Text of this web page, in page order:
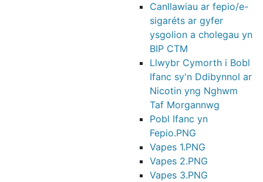
Canllawiau ar fepio/e-
sigaréts ar gyfer
ysgolion a cholegau yn
BIP CTM
Llwybr Cymorth i Bobl
Ifanc sy'n Ddibynnol ar
Nicotin yng Nghwm
Taf Morgannwg
Pobl Ifanc yn
Fepio.PNG
Vapes 1.PNG
Vapes 2.PNG
Vapes 3.PNG